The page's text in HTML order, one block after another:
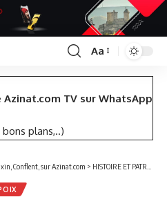
Font
Resizer
Aa
Azinat.com TV sur WhatsApp
plans,..)
Conflent, sur Azinat.com > HISTOIRE ET PATRIMOINE